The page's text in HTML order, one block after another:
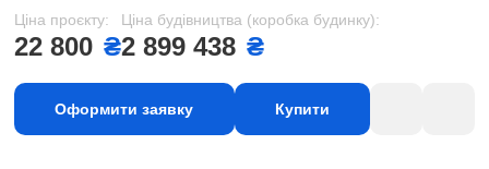
Ціна проєкту:
22 800 ₴
Ціна будівництва (коробка будинку):
2 899 438 ₴
Оформити заявку Купити